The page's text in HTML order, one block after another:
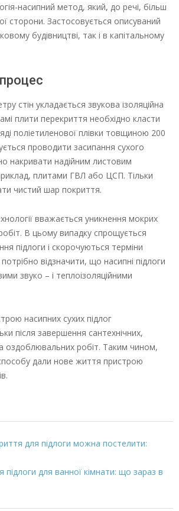
насипний метод, який, до речі, більш
сторони. Застосовується описуваний
будівництві, так і в капітальному
стін укладається звукова ізоляційна
плити перекриття необхідно класти
поліетиленової плівки товщиною 200
проводити засипання сухого
накривати надійним листовим
плитами ГВЛ або ЦСП. Тільки
чистий шар покриття.
вважається уникнення мокрих
В цьому випадку спрощується
підлоги і скорочуються терміни
відзначити, що насипні підлоги
звуко – і теплоізоляційними
насипних сухих підлог
після завершення сантехнічних,
оздоблювальних робіт. Таким чином,
дали нове життя пристрою
для підлоги можна постелити:
підлоги для ванної кімнати: що зараз в